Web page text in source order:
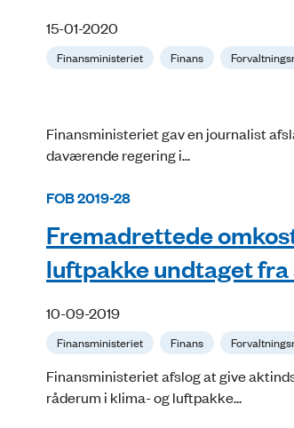
15-01-2020
Finansministeriet Finans
Finansministeriet gav en journalist
daværende regering i...
FOB 2019-28
Fremadrettede
luftpakke undtaget
10-09-2019
Finansministeriet Finans
Finansministeriet afslog at give
råderum i klima- og luftpakke...